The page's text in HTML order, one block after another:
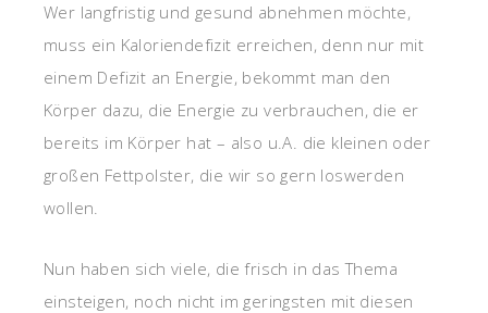
Wer langfristig und gesund abnehmen möchte,
muss ein Kaloriendefizit erreichen, denn nur mit
einem Defizit an Energie, bekommt man den
Körper dazu, die Energie zu verbrauchen, die er
bereits im Körper hat – also u.A. die kleinen oder
großen Fettpolster, die wir so gern loswerden
wollen.
Nun haben sich viele, die frisch in das Thema
einsteigen, noch nicht im geringsten mit diesen